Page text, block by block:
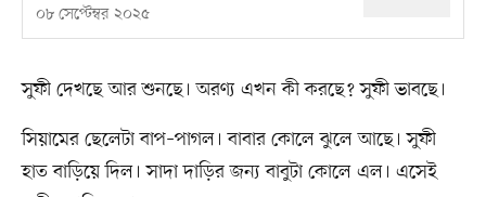
০৮ সেপ্টেম্বর ২০২৫
সুফী দেখছে আর শুনছে। অরণ্য এখন কী করছে? সুফী ভাবছে।
সিয়ামের ছেলেটা বাপ–পাগল। বাবার কোলে ঝুলে আছে। সুফী
হাত বাড়িয়ে দিল। সাদা দাড়ির জন্য বাবুটা কোলে এল। এসেই